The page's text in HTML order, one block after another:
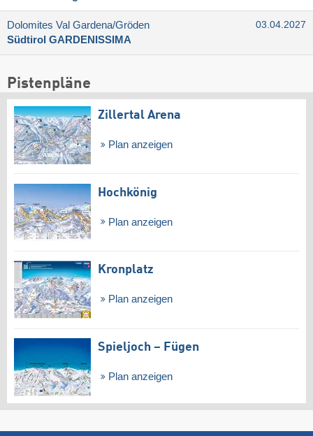
Dolomites Val Gardena/​Gröden
Südtirol GARDENISSIMA
03.04.2027
Pistenpläne
Zillertal Arena
Plan anzeigen
Hochkönig
Plan anzeigen
Kronplatz
Plan anzeigen
Spieljoch – Fügen
Plan anzeigen